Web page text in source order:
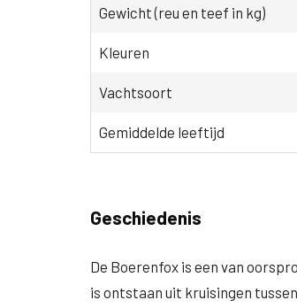
Gewicht (reu en teef in kg)
Kleuren
Vachtsoort
Gemiddelde leeftijd
Geschiedenis
De Boerenfox is een van
is ontstaan uit kruisingen